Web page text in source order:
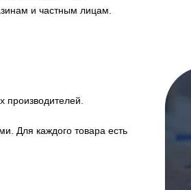
и частным лицам.
производителей.
Для каждого товара есть